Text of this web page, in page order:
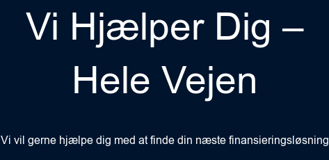
Vi Hjælper Dig –
Hele Vejen
Vi vil gerne hjælpe dig med at finde din næste finansieringsløsning